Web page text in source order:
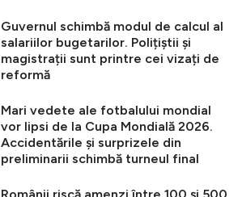
Guvernul schimbă modul de calcul al
salariilor bugetarilor. Polițiștii și
magistrații sunt printre cei vizați de
reformă
Mari vedete ale fotbalului mondial
vor lipsi de la Cupa Mondială 2026.
Accidentările și surprizele din
preliminarii schimbă turneul final